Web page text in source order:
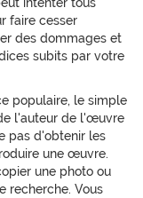
faire cesser
des dommages et
subits par votre
populaire, le simple
l'auteur de l'œuvre
pas d'obtenir les
une œuvre.
une photo ou
recherche. Vous